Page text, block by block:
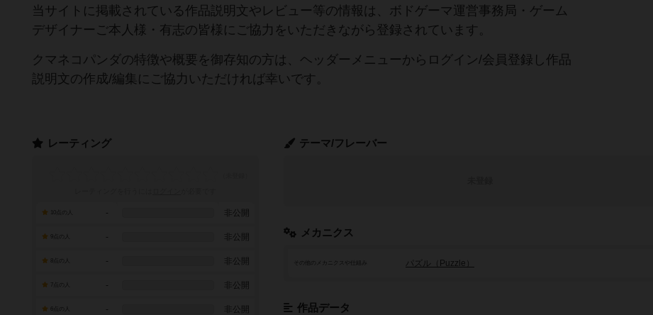
当サイトに掲載されている作品説明文やレビュー等の情報は、ボドゲーマ運営事務局・ゲーム
デザイナーご本人様・有志の皆様にご協力をいただきながら登録されています。
クマネコパンダの特徴や概要を御存知の方は、ヘッダーメニューからログイン/会員登録し作品
説明文の作成/編集にご協力いただければ幸いです。
テーマ/フレーバー
メカニクス
その他のメカニクスや仕組み パズル（Puzzle）
作品データ
レーティング
- 非公開
- 非公開
- 非公開
7点の人 - 非公開
- 非公開